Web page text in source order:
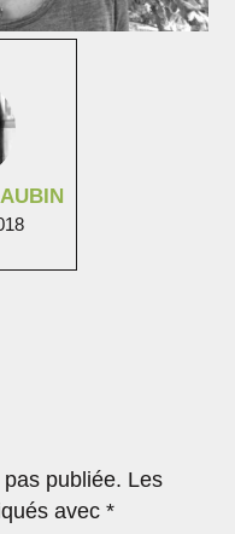
publiée. Les
avec*